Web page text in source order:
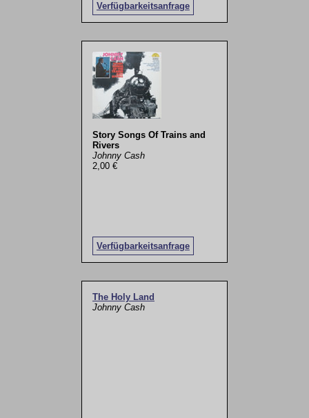
Verfügbarkeitsanfrage
Story Songs Of Trains and
Rivers
Johnny Cash
2,00 €
Verfügbarkeitsanfrage
The Holy Land
Johnny Cash